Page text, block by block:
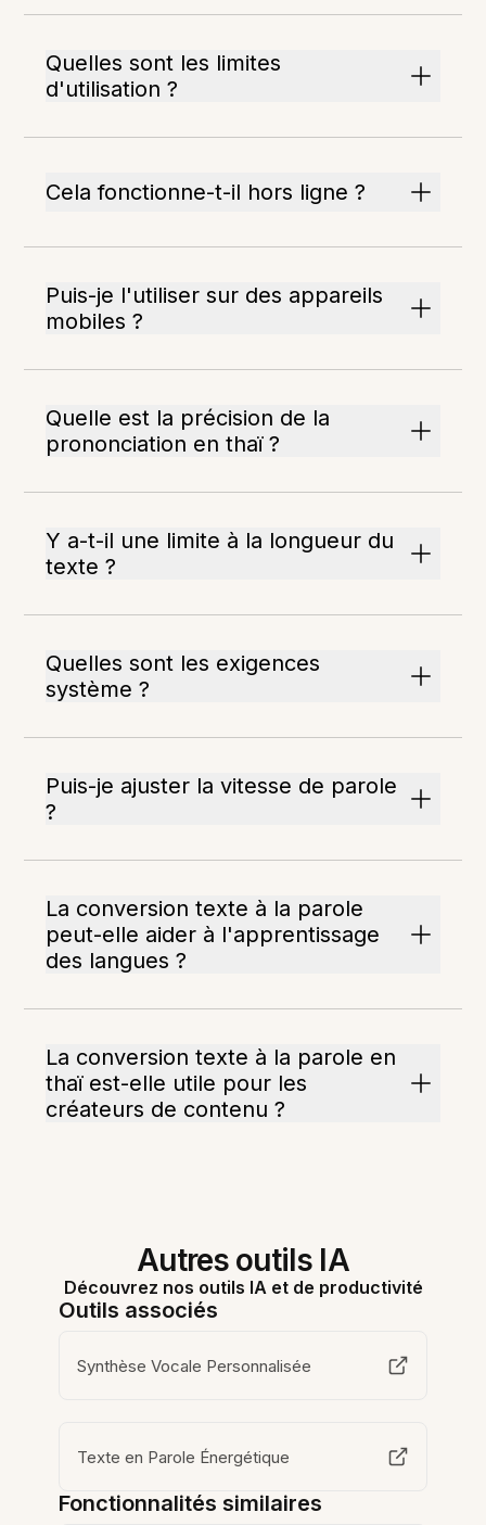
Quelles sont les limites
d'utilisation ?
Cela fonctionne-t-il hors ligne ?
Puis-je l'utiliser sur des appareils
mobiles ?
Quelle est la précision de la
prononciation en thaï ?
Y a-t-il une limite à la longueur du
texte ?
Quelles sont les exigences
système ?
Puis-je ajuster la vitesse de parole
?
La conversion texte à la parole
peut-elle aider à l'apprentissage
des langues ?
La conversion texte à la parole en
thaï est-elle utile pour les
créateurs de contenu ?
Autres outils IA
Découvrez nos outils IA et de productivité
Outils associés
Synthèse Vocale Personnalisée
Texte en Parole Énergétique
Fonctionnalités similaires